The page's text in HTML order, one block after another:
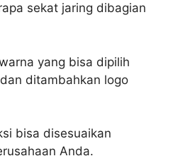
sekat jaring dibagian
yang bisa dipilih
ditambahkan logo
bisa disesuaikan
Anda.